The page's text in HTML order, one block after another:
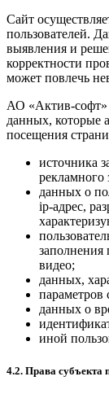
Сайт
пользователей.
выявления и
корректности
может повлечь
АО «Актив-софт»
данных, которые
посещения
источника
рекламного
данных о
ip-адрес,
заполнения
видео;
данных,
параметров
данных о
иной
4.2. Права субъекта